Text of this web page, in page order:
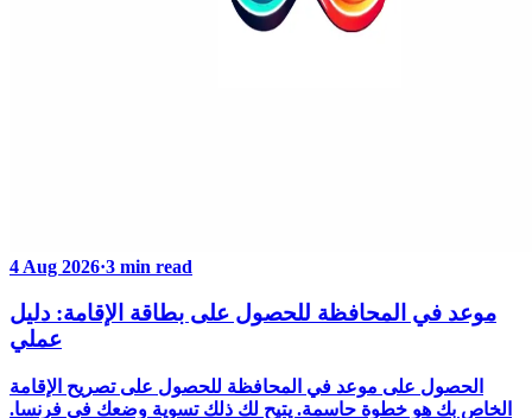
4 Aug 2026·3 min read
موعد في المحافظة للحصول على بطاقة الإقامة: دليل
عملي
الحصول على موعد في المحافظة للحصول على تصريح الإقامة
الخاص بك هو خطوة حاسمة. يتيح لك ذلك تسوية وضعك في فرنسا.